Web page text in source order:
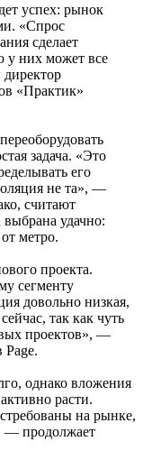
успех: рынок
«Спрос
сделает
у них может все
«Практик»
задача. «Это
его
не та», —
считают
удачно:
метро.
проекта.
сегменту
довольно низкая,
так как чуть
проектов», —
Page.
однако вложения
расти.
на рынке,
— продолжает